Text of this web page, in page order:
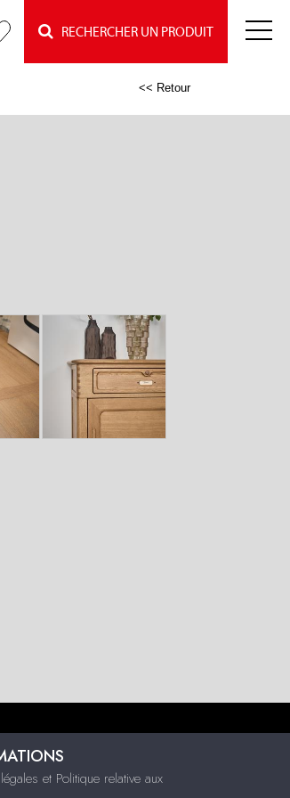
RECHERCHER UN PRODUIT
<< Retour
et Politique relative aux